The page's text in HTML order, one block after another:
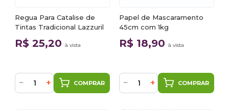
Regua Para Catalise de
Tintas Tradicional Lazzuril
R$ 25,20 à vista
− + COMPRAR
Papel de Mascaramento
45cm com 1kg
R$ 18,90 à vista
− + COMPRAR